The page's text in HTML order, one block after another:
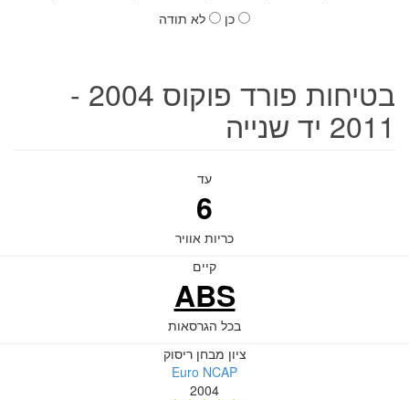
כן
לא תודה
בטיחות פורד פוקוס 2004 -
2011 יד שנייה
עד
6
כריות אוויר
קיים
ABS
בכל הגרסאות
ציון מבחן ריסוק
Euro NCAP
2004